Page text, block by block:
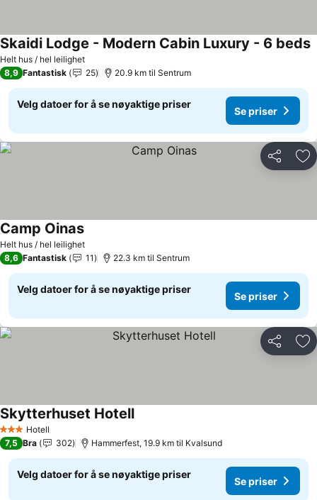
Helt hus / hel leilighet
Skaidi Lodge - Modern Cabin Luxury - 6 beds
8,9 Fantastisk 25 20.9 km til Sentrum
Velg datoer for å se nøyaktige priser
Se priser
Del
Helt hus / hel leilighet
Camp Oinas
8,6 Fantastisk 11 22.3 km til Sentrum
Velg datoer for å se nøyaktige priser
Se priser
Del
3 StjernerHotell
Skytterhuset Hotell
7,5 Bra 302 Hammerfest, 19.9 km til Kvalsund
Velg datoer for å se nøyaktige priser
Se priser